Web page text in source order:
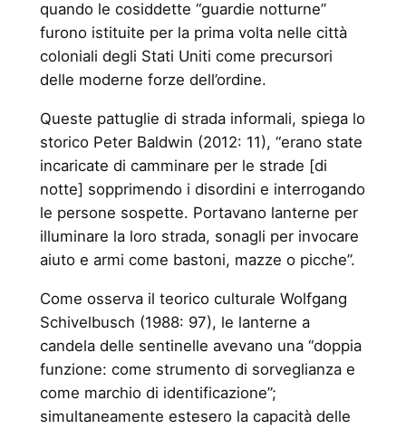
quando le cosiddette “guardie notturne”
furono istituite per la prima volta nelle città
coloniali degli Stati Uniti come precursori
delle moderne forze dell’ordine.
Queste pattuglie di strada informali, spiega lo
storico Peter Baldwin (2012: 11), “erano state
incaricate di camminare per le strade [di
notte] sopprimendo i disordini e interrogando
le persone sospette. Portavano lanterne per
illuminare la loro strada, sonagli per invocare
aiuto e armi come bastoni, mazze o picche”.
Come osserva il teorico culturale Wolfgang
Schivelbusch (1988: 97), le lanterne a
candela delle sentinelle avevano una “doppia
funzione: come strumento di sorveglianza e
come marchio di identificazione”;
simultaneamente estesero la capacità delle